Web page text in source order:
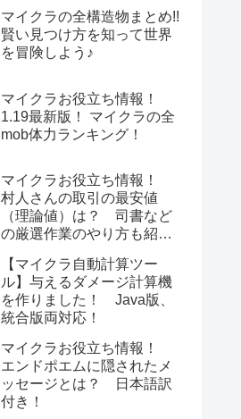
マイクラの全構造物まとめ!!
賢い見つけ方を知って世界
を冒険しよう♪
マイクラお役立ち情報！
1.19最新版！ マイクラの全
mob体力ランキング！
マイクラお役立ち情報！
村人さんの取引の最安値
（理論値）は？ 司書など
の厳選作業のやり方も紹
【マイクラ自動計算ツー
ル】与えるダメージ計算機
を作りました！ Java版、
統合版両対応！
マイクラお役立ち情報！
エンドポエムに隠されたメ
ッセージとは？ 日本語訳
付き！